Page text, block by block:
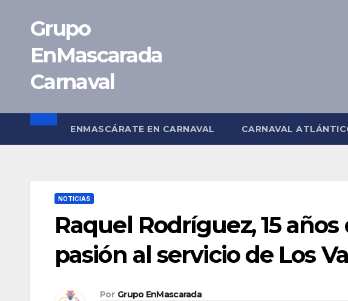
contenido
Grupo
EnMascarada
Carnaval
ENMASCÁRATE EN CARNAVAL CARNAVAL
NOTICIAS
Raquel Rodríguez, 15
pasión al servicio de Los
Por Grupo EnMascarada